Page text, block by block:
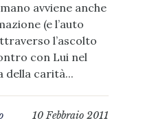
avviene anche
(e l’auto
l’ascolto
con Lui nel
della carità...
10 Febbraio 2011